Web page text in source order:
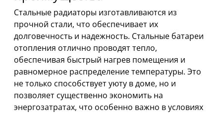
Стальные радиаторы изготавливаются из
прочной стали, что обеспечивает их
долговечность и надежность. Стальные батареи
отопления отлично проводят тепло,
обеспечивая быстрый нагрев помещения и
равномерное распределение температуры. Это
не только способствует уюту в доме, но и
позволяет существенно экономить на
энергозатратах, что особенно важно в условиях